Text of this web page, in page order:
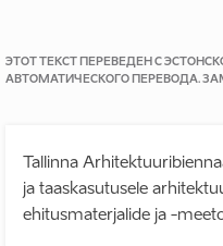
ЭТОТ ТЕКСТ ПЕРЕВЕДЕН С
АВТОМАТИЧЕСКОГО ПЕРЕВОДА.
Tallinna
ja taaskasutusele
ehitusmaterjalide ja -